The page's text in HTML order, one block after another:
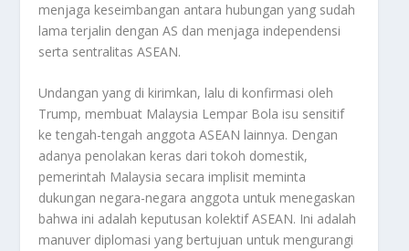
menjaga keseimbangan antara hubungan yang sudah
lama terjalin dengan AS dan menjaga independensi
serta sentralitas ASEAN.
Undangan yang di kirimkan, lalu di konfirmasi oleh
Trump, membuat Malaysia Lempar Bola isu sensitif
ke tengah-tengah anggota ASEAN lainnya. Dengan
adanya penolakan keras dari tokoh domestik,
pemerintah Malaysia secara implisit meminta
dukungan negara-negara anggota untuk menegaskan
bahwa ini adalah keputusan kolektif ASEAN. Ini adalah
manuver diplomasi yang bertujuan untuk mengurangi